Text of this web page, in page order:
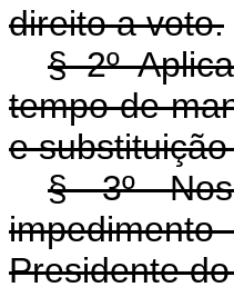
direito a voto.
§ 2º
tempo de
e
§ 3º
Presidente